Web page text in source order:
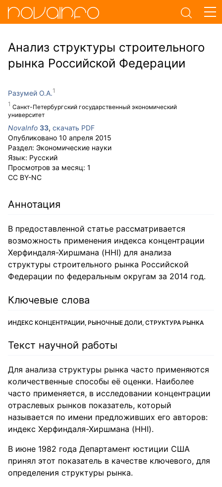
Анализ структуры строительного
рынка Российской Федерации
Разумей О.А.
Санкт-Петербургский государственный экономический
университет
NovaInfo 33, скачать PDF
Опубликовано 10 апреля 2015
Раздел: Экономические науки
Язык: Русский
Просмотров за месяц: 1
CC BY-NC
Аннотация
В предоставленной статье рассматривается
возможность применения индекса концентрации
Херфиндаля-Хиршмана (HHI) для анализа
структуры строительного рынка Российской
Федерации по федеральным округам за 2014 год.
Ключевые слова
ИНДЕКС КОНЦЕНТРАЦИИ, РЫНОЧНЫЕ ДОЛИ, СТРУКТУРА РЫНКА
Текст научной работы
Для анализа структуры рынка часто применяются
количественные способы её оценки. Наиболее
часто применяется, в исследовании концентрации
отраслевых рынков показатель, который
называется по имени предложивших его авторов:
индекс Херфиндаля-Хиршмана (HHI).
В июне 1982 года Департамент юстиции США
принял этот показатель в качестве ключевого, для
определения структуры рынка.